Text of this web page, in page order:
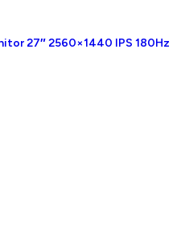
27″ 2560×1440 IPS 180Hz